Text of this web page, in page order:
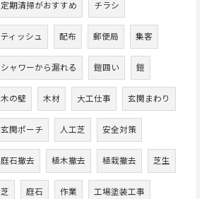
定期清掃がおすすめ チラシ
ティッシュ 配布 郵便局 集客
シャワーから漏れる 鎧囲い 鎧
木の壁 木材 大工仕事 玄関まわり
玄関ポーチ 人工芝 安全対策
庭石撤去 植木撤去 植栽撤去 芝生
芝 庭石 作業 工場塗装工事